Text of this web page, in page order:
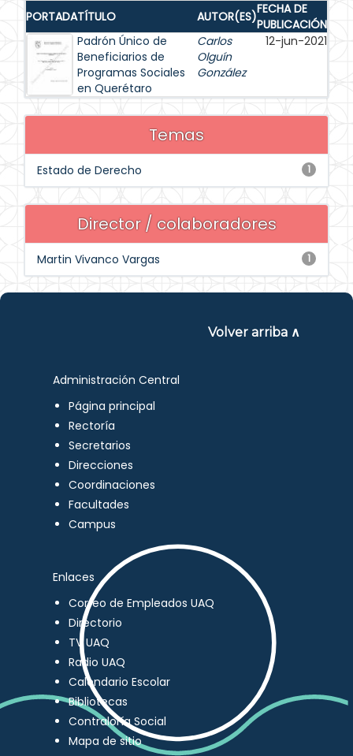
PORTADATÍTULO AUTOR(ES)FECHA DE
PUBLICACIÓN
Padrón Único de
Beneficiarios de
Programas Sociales
en Querétaro
Carlos
Olguín
González
12-jun-2021
Temas
1
Estado de Derecho
Director / colaboradores
1
Martin Vivanco Vargas
Volver arriba ∧
Administración Central
Página principal
Rectoría
Secretarios
Direcciones
Coordinaciones
Facultades
Campus
Enlaces
Correo de Empleados UAQ
Directorio
TV UAQ
Radio UAQ
Calendario Escolar
Bibliotecas
Contraloría Social
Mapa de sitio